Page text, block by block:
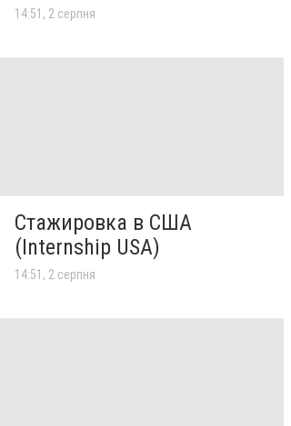
14:51, 2 серпня
Стажировка в США
(Internship USA)
14:51, 2 серпня